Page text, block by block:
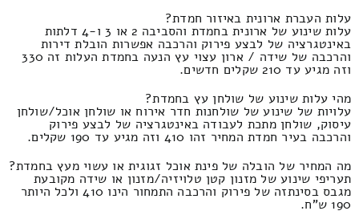
עלות העברת ארונית באיזור חמדת?
עלות שינוע של ארונית בחמדת והסביבה 2 או 3 ו-4 דלתות
באינטגרציה של לבצע פירוק והרכבה אפשרות הובלת דירות
והרכבה של שידה / ארון עצוי עץ הנעה בחמדת העלות זה 330
וזה מגיע עד 210 שקלים חדשים.
מהי עלות שינוע של שולחן עץ בחמדת?
עלויות של שינוע של שולחנות חדר אירוח או שולחן אוכל/שולחן
עיסוק, שולחן מתכת לעבודה באינטגרציה של לבצע פירוק
והרכבה בעיר חמדת המחיר זהו 410 וזה מגיע עד 190 שקלים.
מה המחיר של הובלה של פינת אוכל זגוגית או עשוי מעץ בחמדת?
תעריפי שינוע של מזנון קטן טלויזיה/מזנון או שידה מקובעת
מגבס בסינתזה של פירוק והרכבה התמחור הינו 410 ולכל היותר
190 ש"ח.